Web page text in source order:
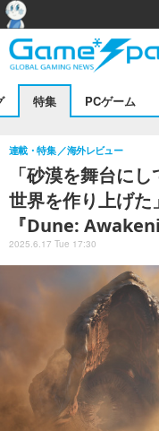
特集 PCゲーム
「砂漠を舞台に
世界を作り上げ
『Dune:
連載・特集 海外レビュー
2025.6.17 Tue 17:30